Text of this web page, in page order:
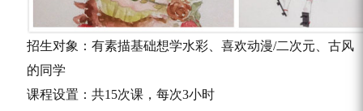
招生对象：有素描基础想学水彩、喜欢动漫/二次元、古风
的同学
课程设置：共15次课，每次3小时